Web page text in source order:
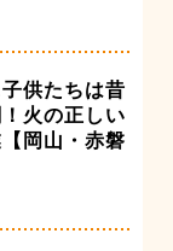
供たちは昔
火の正しい
岡山・赤磐